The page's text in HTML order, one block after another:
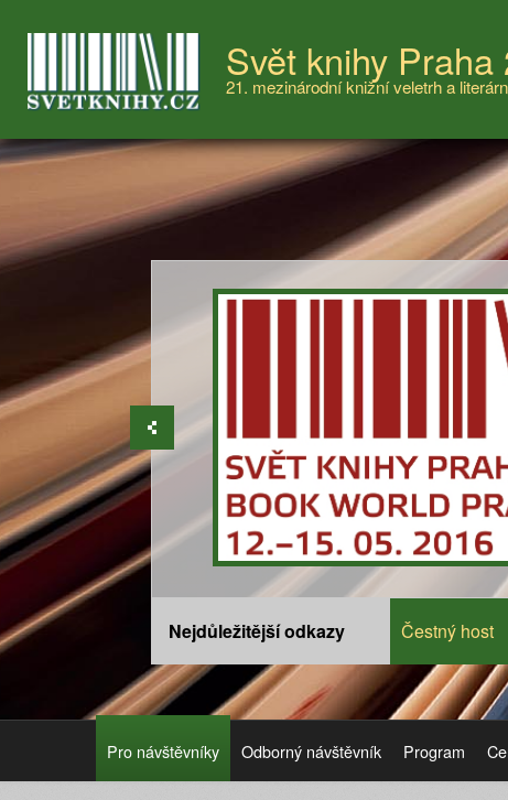
Svět knihy Praha
21. mezinárodní knižní veletrh a
Nejdůležitější odkazy Čestný host
Pro návštěvníky Odborný návštěvník Program